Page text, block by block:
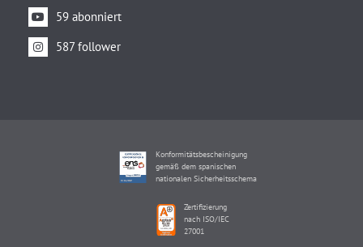
59 abonniert
587 follower
Konformitätsbescheinigung
gemäß dem spanischen
nationalen Sicherheitsschema
Zertifizierung
nach ISO/IEC
27001